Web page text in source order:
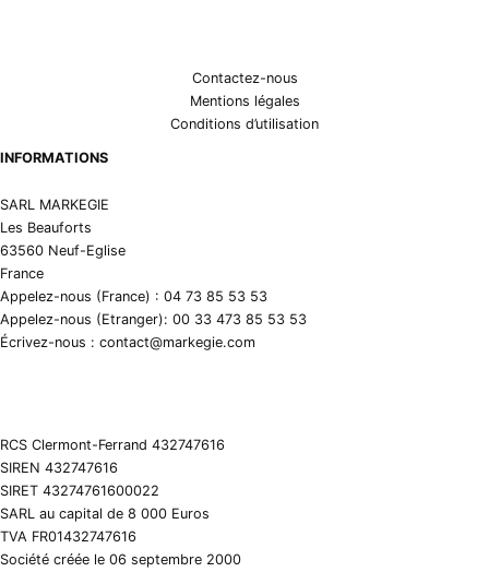
Contactez-nous
Mentions légales
Conditions d’utilisation
INFORMATIONS
SARL MARKEGIE
Les Beauforts
63560 Neuf-Eglise
France
Appelez-nous (France) : 04 73 85 53 53
Appelez-nous (Etranger): 00 33 473 85 53 53
Écrivez-nous : contact@markegie.com
RCS Clermont-Ferrand 432747616
SIREN 432747616
SIRET 43274761600022
SARL au capital de 8 000 Euros
TVA FR01432747616
Société créée le 06 septembre 2000